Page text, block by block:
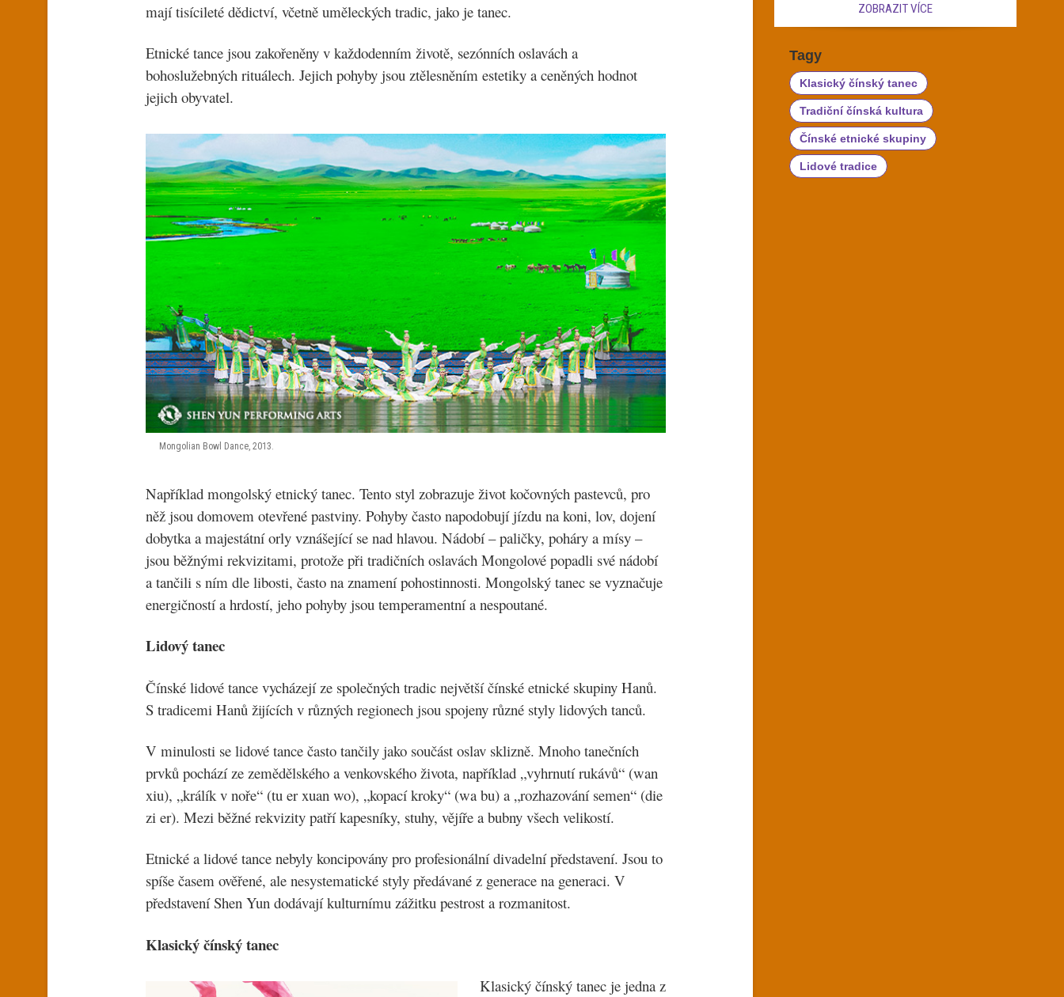
mají tisícileté dědictví, včetně uměleckých tradic, jako je tanec.
Etnické tance jsou zakořeněny v každodenním životě, sezónních oslavách a
bohoslužebných rituálech. Jejich pohyby jsou ztělesněním estetiky a ceněných hodnot
jejich obyvatel.
Mongolian Bowl Dance, 2013.
Například mongolský etnický tanec. Tento styl zobrazuje život kočovných pastevců, pro
něž jsou domovem otevřené pastviny. Pohyby často napodobují jízdu na koni, lov, dojení
dobytka a majestátní orly vznášející se nad hlavou. Nádobí – paličky, poháry a mísy –
jsou běžnými rekvizitami, protože při tradičních oslavách Mongolové popadli své nádobí
a tančili s ním dle libosti, často na znamení pohostinnosti. Mongolský tanec se vyznačuje
energičností a hrdostí, jeho pohyby jsou temperamentní a nespoutané.
Lidový tanec
Čínské lidové tance vycházejí ze společných tradic největší čínské etnické skupiny Hanů.
S tradicemi Hanů žijících v různých regionech jsou spojeny různé styly lidových tanců.
V minulosti se lidové tance často tančily jako součást oslav sklizně. Mnoho tanečních
prvků pochází ze zemědělského a venkovského života, například „vyhrnutí rukávů“ (wan
xiu), „králík v noře“ (tu er xuan wo), „kopací kroky“ (wa bu) a „rozhazování semen“ (die
zi er). Mezi běžné rekvizity patří kapesníky, stuhy, vějíře a bubny všech velikostí.
Etnické a lidové tance nebyly koncipovány pro profesionální divadelní představení. Jsou to
spíše časem ověřené, ale nesystematické styly předávané z generace na generaci. V
představení Shen Yun dodávají kulturnímu zážitku pestrost a rozmanitost.
Klasický čínský tanec
Klasický čínský tanec je jedna z
ZOBRAZIT VÍCE
Tagy
Klasický čínský tanec
Tradiční čínská kultura
Čínské etnické skupiny
Lidové tradice